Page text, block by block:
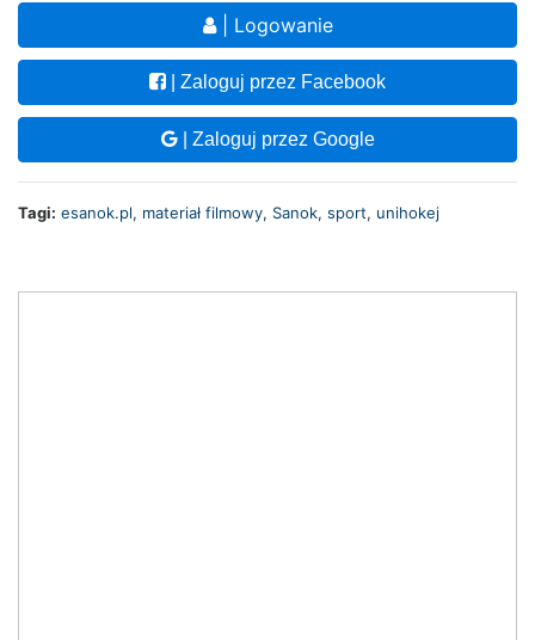
| Logowanie
| Zaloguj przez Facebook
| Zaloguj przez Google
Tagi: esanok.pl, materiał filmowy, Sanok, sport, unihokej